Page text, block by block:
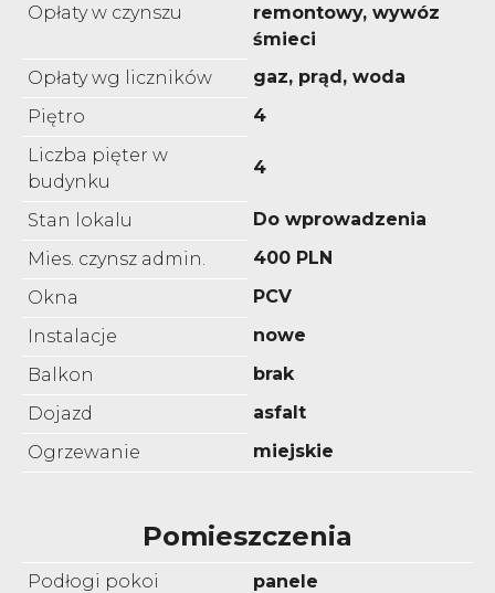
Opłaty w czynszu
remontowy, wywóz
śmieci
Opłaty wg liczników
gaz, prąd, woda
Piętro
4
Liczba pięter w
budynku
4
Stan lokalu
Do wprowadzenia
Mies. czynsz admin.
400 PLN
Okna
PCV
Instalacje
nowe
Balkon
brak
Dojazd
asfalt
Ogrzewanie
miejskie
Pomieszczenia
Podłogi pokoi
panele